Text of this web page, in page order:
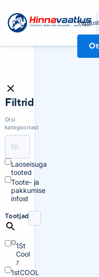
Filtrid
Otsi
kategooriast
Laoseisuga
tooted
Toote- ja
pakkumise
infost
Tootjad
1St
Cool
7
1stCOOL